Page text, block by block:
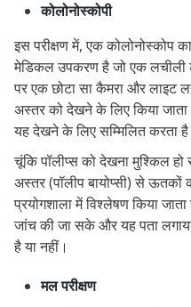
कोलोनोस्कोपी
इस परीक्षण में, एक कोलोनोस्कोप
मेडिकल उपकरण है जो एक लचीली
पर एक छोटा सा कैमरा और लाइट
अस्तर को देखने के लिए किया
यह देखने के लिए सम्मिलित करता है
चूंकि पॉलीप्स को देखना मुश्किल
अस्तर (पॉलीप बायोप्सी) से
प्रयोगशाला में विश्लेषण किया
जांच की जा सके और यह पता
है या नहीं।
मल परीक्षण